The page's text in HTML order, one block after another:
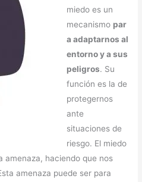
miedo es un
mecanismo par
a adaptarnos al
entorno y a sus
peligros. Su
función es la de
protegernos
ante
situaciones de
riesgo. El miedo
haciendo que nos
amenaza puede ser para